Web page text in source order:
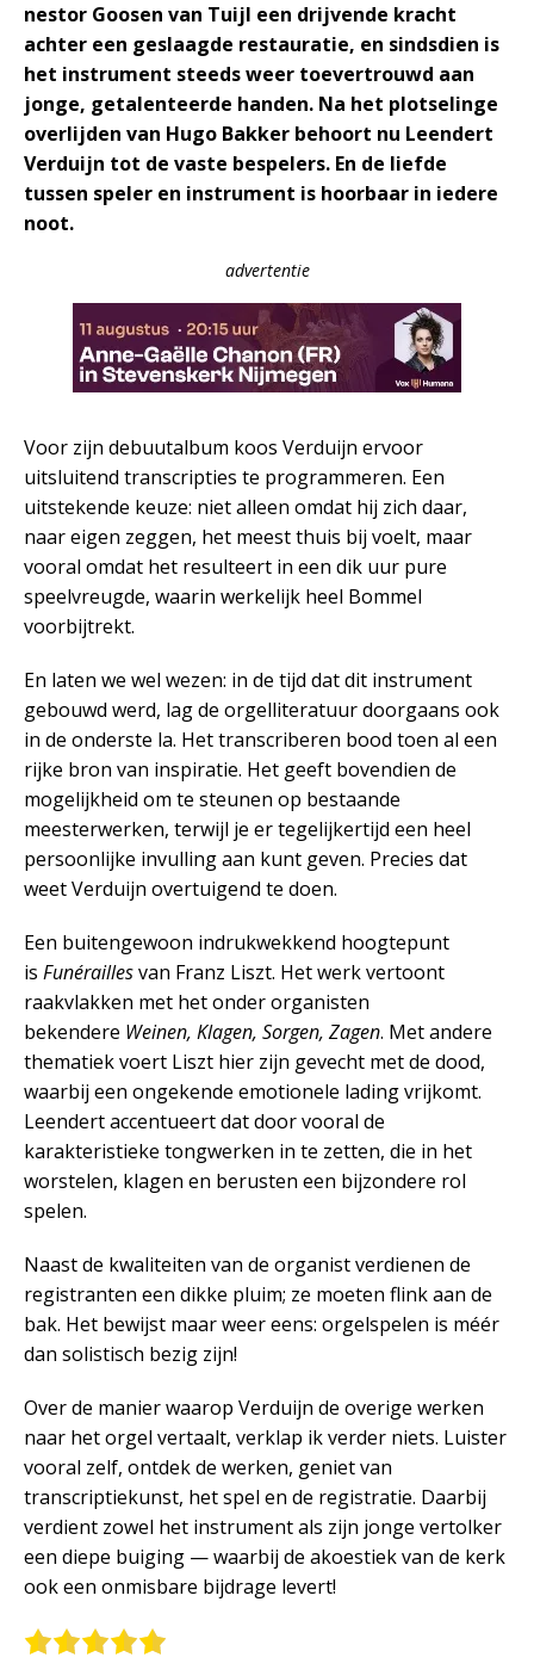
nestor Goosen van Tuijl een drijvende kracht
achter een geslaagde restauratie, en sindsdien is
het instrument steeds weer toevertrouwd aan
jonge, getalenteerde handen. Na het plotselinge
overlijden van Hugo Bakker behoort nu Leendert
Verduijn tot de vaste bespelers. En de liefde
tussen speler en instrument is hoorbaar in iedere
noot.
advertentie
Voor zijn debuutalbum koos Verduijn ervoor
uitsluitend transcripties te programmeren. Een
uitstekende keuze: niet alleen omdat hij zich daar,
naar eigen zeggen, het meest thuis bij voelt, maar
vooral omdat het resulteert in een dik uur pure
speelvreugde, waarin werkelijk heel Bommel
voorbijtrekt.
En laten we wel wezen: in de tijd dat dit instrument
gebouwd werd, lag de orgelliteratuur doorgaans ook
in de onderste la. Het transcriberen bood toen al een
rijke bron van inspiratie. Het geeft bovendien de
mogelijkheid om te steunen op bestaande
meesterwerken, terwijl je er tegelijkertijd een heel
persoonlijke invulling aan kunt geven. Precies dat
weet Verduijn overtuigend te doen.
Een buitengewoon indrukwekkend hoogtepunt
is Funéraillesvan Franz Liszt. Het werk vertoont
raakvlakken met het onder organisten
bekendere Weinen, Klagen, Sorgen, Zagen. Met andere
thematiek voert Liszt hier zijn gevecht met de dood,
waarbij een ongekende emotionele lading vrijkomt.
Leendert accentueert dat door vooral de
karakteristieke tongwerken in te zetten, die in het
worstelen, klagen en berusten een bijzondere rol
spelen.
Naast de kwaliteiten van de organist verdienen de
registranten een dikke pluim; ze moeten flink aan de
bak. Het bewijst maar weer eens: orgelspelen is méér
dan solistisch bezig zijn!
Over de manier waarop Verduijn de overige werken
naar het orgel vertaalt, verklap ik verder niets. Luister
vooral zelf, ontdek de werken, geniet van
transcriptiekunst, het spel en de registratie. Daarbij
verdient zowel het instrument als zijn jonge vertolker
een diepe buiging — waarbij de akoestiek van de kerk
ook een onmisbare bijdrage levert!